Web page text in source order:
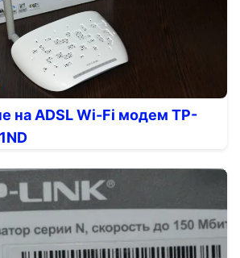
на ADSL Wi-Fi модем TP-